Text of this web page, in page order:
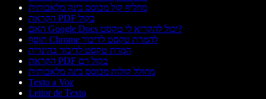
מחליף קול מבוסס בינה מלאכותית
הקראת PDF בקול
האם Google Docs יכול להקריא לי טקסט?
תוסף Chrome להמרת טקסט לדיבור
המרת טקסט לדיבור בהינדית
הקראת PDF בקול רם
מחולל קולות מבוסס בינה מלאכותית
Texto a Voz
Leitor de Texto